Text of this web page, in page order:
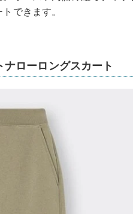
できます。
ローロングスカート